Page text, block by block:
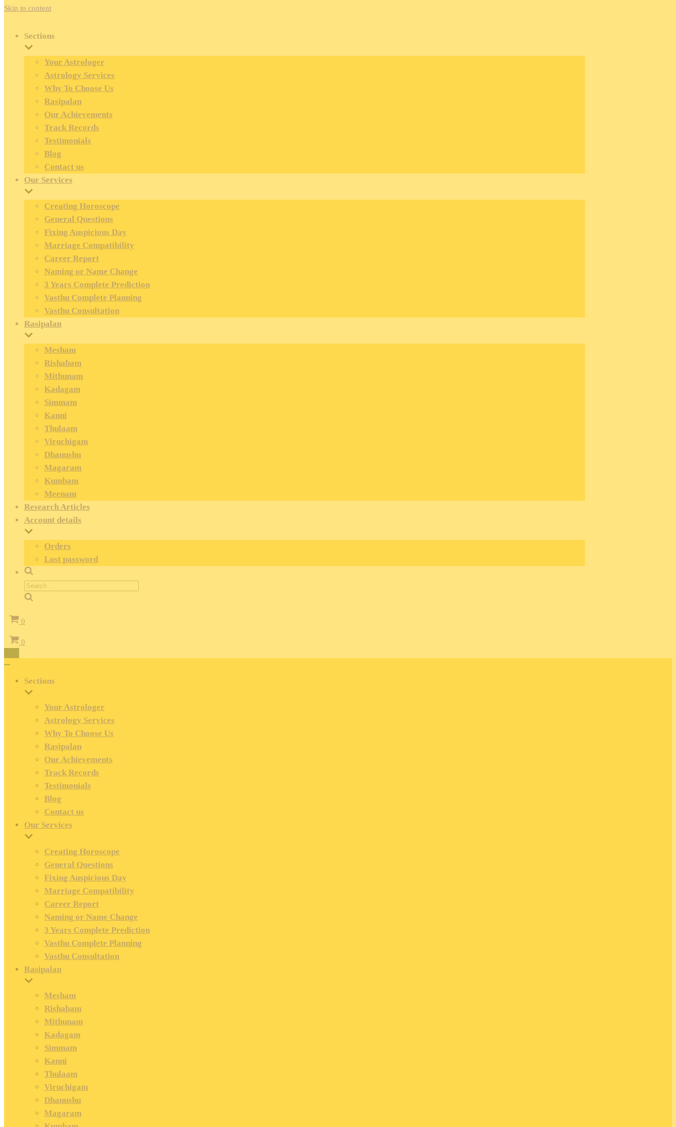
Skip to content
Sections
Your Astrologer
Astrology Services
Why To Choose Us
Rasipalan
Our Achievements
Track Records
Testimonials
Blog
Contact us
Our Services
Creating Horoscope
General Questions
Fixing Auspicious Day
Marriage Compatibility
Career Report
Naming or Name Change
3 Years Complete Prediction
Vasthu Complete Planning
Vasthu Consultation
Rasipalan
Mesham
Rishabam
Mithunam
Kadagam
Simmam
Kanni
Thulaam
Viruchigam
Dhanushu
Magaram
Kumbam
Meenam
Research Articles
Account details
Orders
Lost password
Search
for:
Cart
0
Cart
0
Sections
Your Astrologer
Astrology Services
Why To Choose Us
Rasipalan
Our Achievements
Track Records
Testimonials
Blog
Contact us
Our Services
Creating Horoscope
General Questions
Fixing Auspicious Day
Marriage Compatibility
Career Report
Naming or Name Change
3 Years Complete Prediction
Vasthu Complete Planning
Vasthu Consultation
Rasipalan
Mesham
Rishabam
Mithunam
Kadagam
Simmam
Kanni
Thulaam
Viruchigam
Dhanushu
Magaram